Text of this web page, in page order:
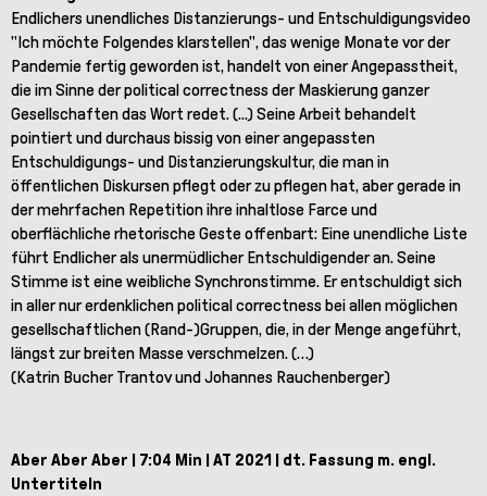
Endlichers unendliches Distanzierungs- und Entschuldigungsvideo
"Ich möchte Folgendes klarstellen", das wenige Monate vor der
Pandemie fertig geworden ist, handelt von einer Angepasstheit,
die im Sinne der political correctness der Maskierung ganzer
Gesellschaften das Wort redet. (...) Seine Arbeit behandelt
pointiert und durchaus bissig von einer angepassten
Entschuldigungs- und Distanzierungskultur, die man in
öffentlichen Diskursen pflegt oder zu pflegen hat, aber gerade in
der mehrfachen Repetition ihre inhaltlose Farce und
oberflächliche rhetorische Geste offenbart: Eine unendliche Liste
führt Endlicher als unermüdlicher Entschuldigender an. Seine
Stimme ist eine weibliche Synchronstimme. Er entschuldigt sich
in aller nur erdenklichen political correctness bei allen möglichen
gesellschaftlichen (Rand-)Gruppen, die, in der Menge angeführt,
längst zur breiten Masse verschmelzen. (…)
(Katrin Bucher Trantov und Johannes Rauchenberger)
Aber Aber Aber | 7:04 Min | AT 2021 | dt. Fassung m. engl.
Untertiteln